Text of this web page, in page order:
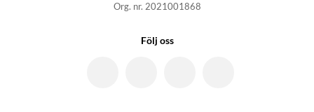
Org. nr. 2021001868
Följ oss